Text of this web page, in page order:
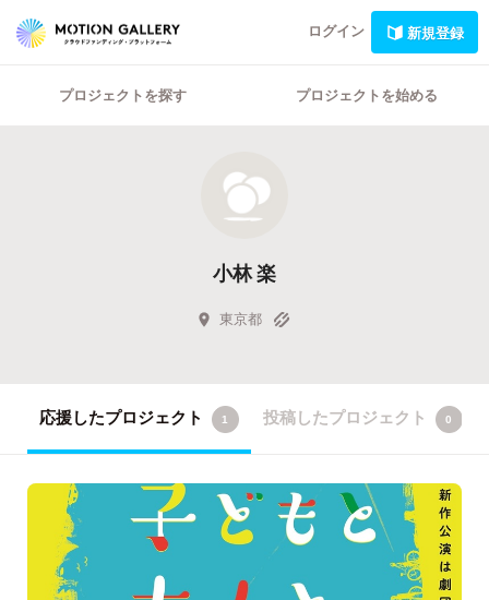
ログイン 新規登録
プロジェクトを探す プロジェクトを始める
小林 楽
東京都
応援したプロジェクト 1 投稿したプロジェクト 0